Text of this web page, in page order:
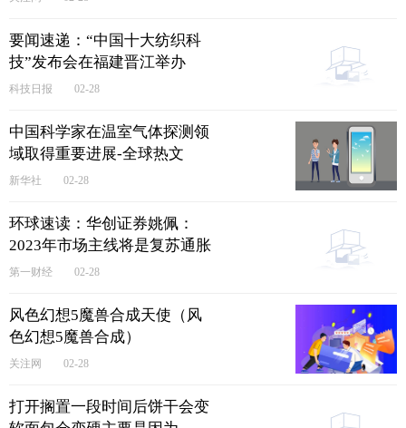
要闻速递：“中国十大纺织科
技”发布会在福建晋江举办
科技日报 02-28
中国科学家在温室气体探测领
域取得重要进展-全球热文
新华社 02-28
环球速读：华创证券姚佩：
2023年市场主线将是复苏通胀
和大盘蓝筹股
第一财经 02-28
风色幻想5魔兽合成天使（风
色幻想5魔兽合成）
关注网 02-28
打开搁置一段时间后饼干会变